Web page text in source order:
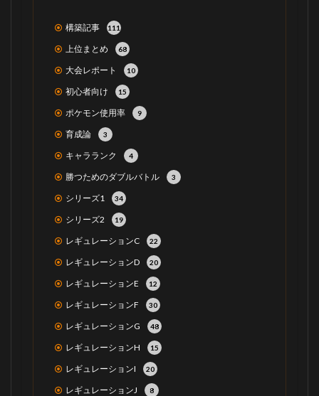
構築記事 111
上位まとめ 68
大会レポート 10
初心者向け 15
ポケモン使用率 9
育成論 3
キャラランク 4
勝つためのダブルバトル 3
シリーズ1 34
シリーズ2 19
レギュレーションC 22
レギュレーションD 20
レギュレーションE 12
レギュレーションF 30
レギュレーションG 48
レギュレーションH 15
レギュレーションI 20
レギュレーションJ 8